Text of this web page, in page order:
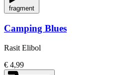
fragment
Camping Blues
Rasit Elibol
€ 4,99